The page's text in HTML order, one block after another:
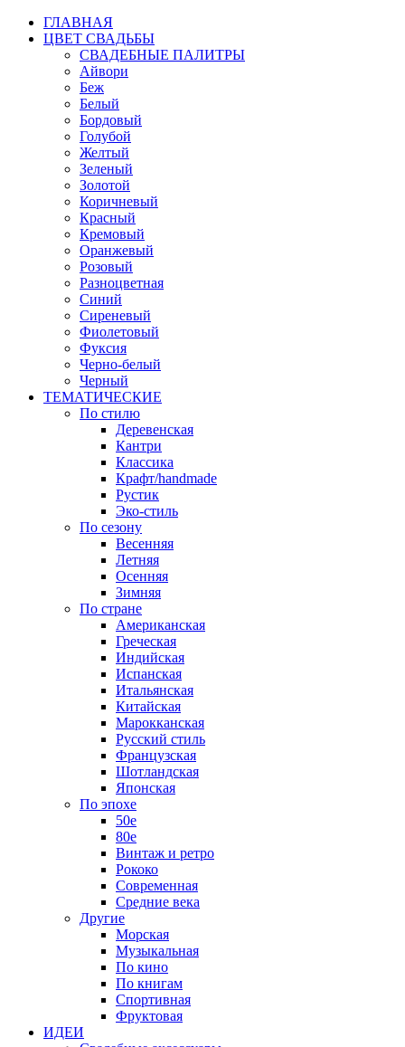
ГЛАВНАЯ
ЦВЕТ СВАДЬБЫ
СВАДЕБНЫЕ ПАЛИТРЫ
Айвори
Беж
Белый
Бордовый
Голубой
Желтый
Зеленый
Золотой
Коричневый
Красный
Кремовый
Оранжевый
Розовый
Разноцветная
Синий
Сиреневый
Фиолетовый
Фуксия
Черно-белый
Черный
ТЕМАТИЧЕСКИЕ
По стилю
Деревенская
Кантри
Классика
Крафт/handmade
Рустик
Эко-стиль
По сезону
Весенняя
Летняя
Осенняя
Зимняя
По стране
Американская
Греческая
Индийская
Испанская
Итальянская
Китайская
Марокканская
Русский стиль
Французская
Шотландская
Японская
По эпохе
50е
80е
Винтаж и ретро
Рококо
Современная
Средние века
Другие
Морская
Музыкальная
По кино
По книгам
Спортивная
Фруктовая
ИДЕИ